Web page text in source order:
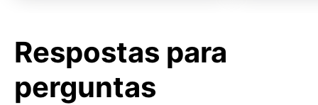
Respostas para
perguntas